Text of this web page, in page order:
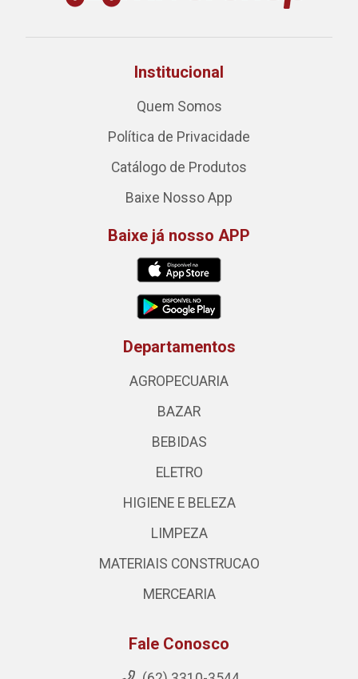
Institucional
Quem Somos
Política de Privacidade
Catálogo de Produtos
Baixe Nosso App
Baixe já nosso APP
Departamentos
AGROPECUARIA
BAZAR
BEBIDAS
ELETRO
HIGIENE E BELEZA
LIMPEZA
MATERIAIS CONSTRUCAO
MERCEARIA
Fale Conosco